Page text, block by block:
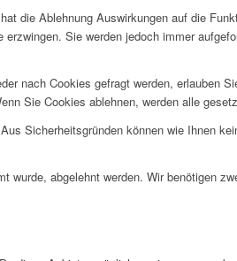
die Ablehnung Auswirkungen auf die
Sie werden jedoch immer
nach Cookies gefragt werden, erlauben
Sie Cookies ablehnen, werden alle
Sicherheitsgründen können wie Ihnen
abgelehnt werden. Wir benötigen